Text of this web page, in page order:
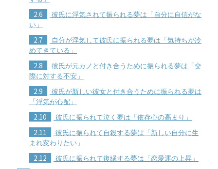
2.6
彼氏に浮気されて振られる夢は「自分に自信がな
い」
2.7
自分が浮気して彼氏に振られる夢は「気持ちが冷
めてきている」
2.8
彼氏が元カノと付き合うために振られる夢は「交
際に対する不安」
2.9
彼氏が新しい彼女と付き合うために振られる夢は
「浮気が心配」
2.10 彼氏に振られて泣く夢は「依存心の高まり」
2.11
彼氏に振られて自殺する夢は「新しい自分に生
まれ変わりたい」
2.12 彼氏に振られて復縁する夢は「恋愛運の上昇」